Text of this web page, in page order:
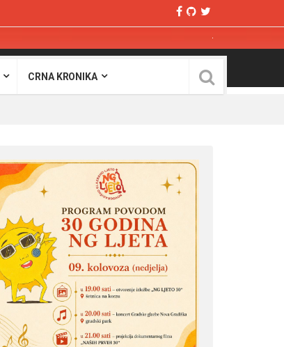
CRNA KRONIKA